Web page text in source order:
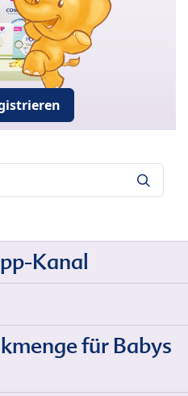
Kanal
für Babys